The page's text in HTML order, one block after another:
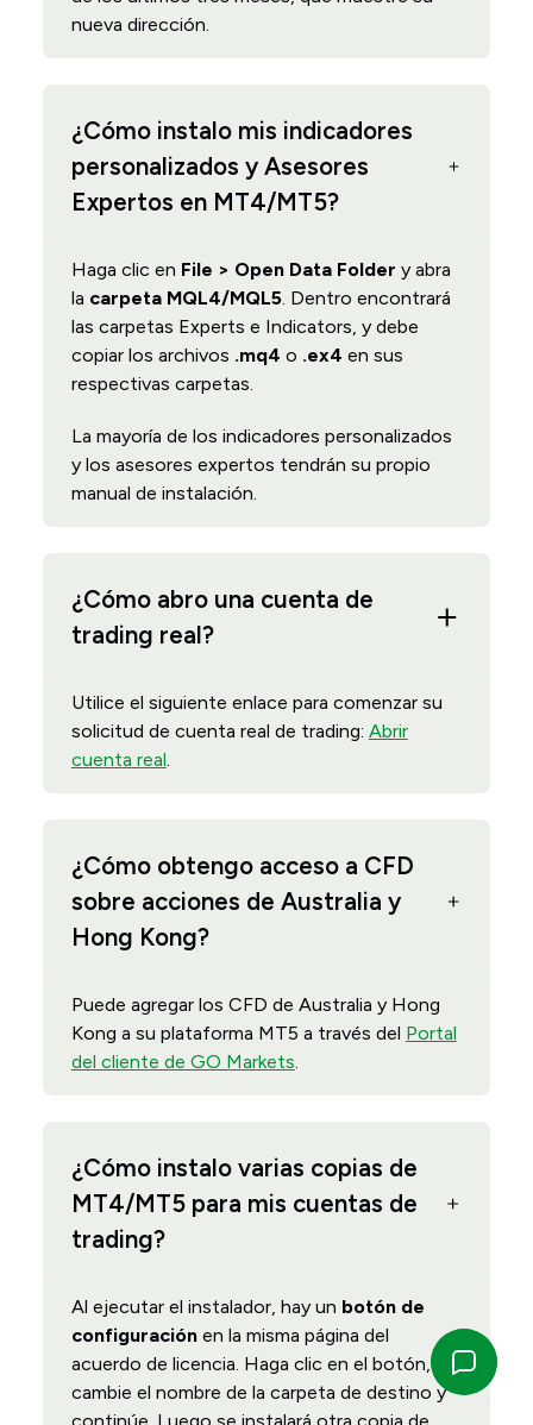
nueva dirección.
¿Cómo instalo mis indicadores
personalizados y Asesores
Expertos en MT4/MT5?
Haga clic en File > Open Data Folder y abra
la carpeta MQL4/MQL5. Dentro encontrará
las carpetas Experts e Indicators, y debe
copiar los archivos .mq4 o .ex4 en sus
respectivas carpetas.
La mayoría de los indicadores personalizados
y los asesores expertos tendrán su propio
manual de instalación.
¿Cómo abro una cuenta de
trading real?
Utilice el siguiente enlace para comenzar su
solicitud de cuenta real de trading: Abrir
cuenta real.
¿Cómo obtengo acceso a CFD
sobre acciones de Australia y
Hong Kong?
Puede agregar los CFD de Australia y Hong
Kong a su plataforma MT5 a través del Portal
del cliente de GO Markets.
¿Cómo instalo varias copias de
MT4/MT5 para mis cuentas de
trading?
Al ejecutar el instalador, hay un botón de
configuraciónen la misma página del
acuerdo de licencia. Haga clic en el botón,
cambie el nombre de la carpeta de destino y